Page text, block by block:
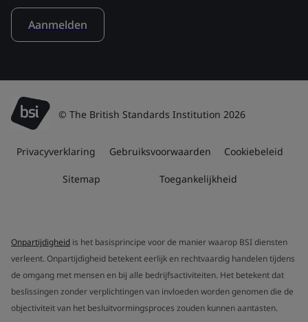
Aanmelden
© The British Standards Institution 2026
Privacyverklaring Gebruiksvoorwaarden Cookiebeleid
Sitemap Toegankelijkheid
Onpartijdigheid is het basisprincipe voor de manier waarop BSI diensten
verleent. Onpartijdigheid betekent eerlijk en rechtvaardig handelen tijdens
de omgang met mensen en bij alle bedrijfsactiviteiten. Het betekent dat
beslissingen zonder verplichtingen van invloeden worden genomen die de
objectiviteit van het besluitvormingsproces zouden kunnen aantasten.